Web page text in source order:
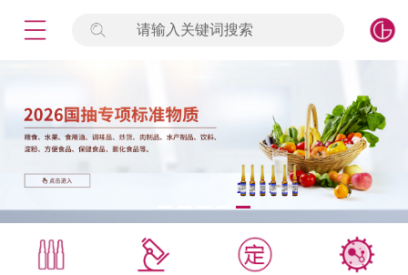
请输入关键词搜索
标准物质
产品专项